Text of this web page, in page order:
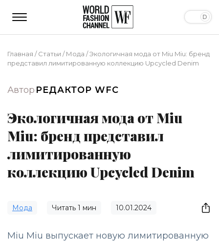
Главная /Статьи /Мода /Экологичная мода от Miu Miu: бренд
представил лимитированную коллекцию Upcycled Denim
Автор РЕДАКТОР WFC
Экологичная мода от Miu
Miu: бренд представил
лимитированную
коллекцию Upcycled Denim
Мода Читать 1 мин 10.01.2024
Miu Miu выпускает новую лимитированную